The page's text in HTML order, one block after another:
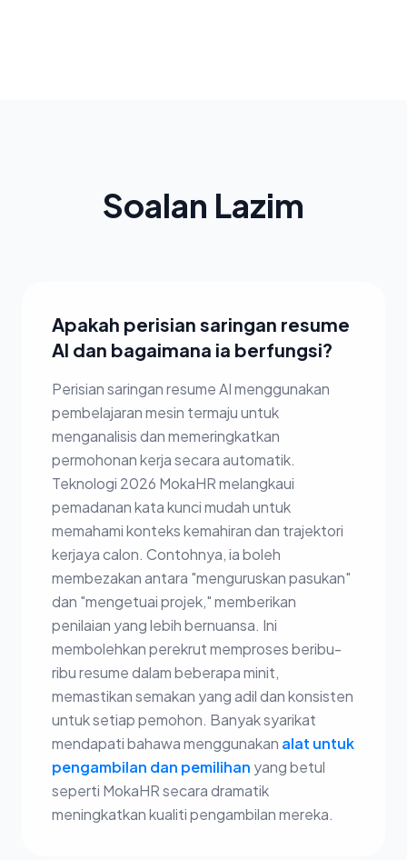
Soalan Lazim
Apakah perisian saringan resume
AI dan bagaimana ia berfungsi?
Perisian saringan resume AI menggunakan
pembelajaran mesin termaju untuk
menganalisis dan memeringkatkan
permohonan kerja secara automatik.
Teknologi 2026 MokaHR melangkaui
pemadanan kata kunci mudah untuk
memahami konteks kemahiran dan trajektori
kerjaya calon. Contohnya, ia boleh
membezakan antara "menguruskan pasukan"
dan "mengetuai projek," memberikan
penilaian yang lebih bernuansa. Ini
membolehkan perekrut memproses beribu-
ribu resume dalam beberapa minit,
memastikan semakan yang adil dan konsisten
untuk setiap pemohon. Banyak syarikat
mendapati bahawa menggunakan alat untuk
pengambilan dan pemilihan yang betul
seperti MokaHR secara dramatik
meningkatkan kualiti pengambilan mereka.